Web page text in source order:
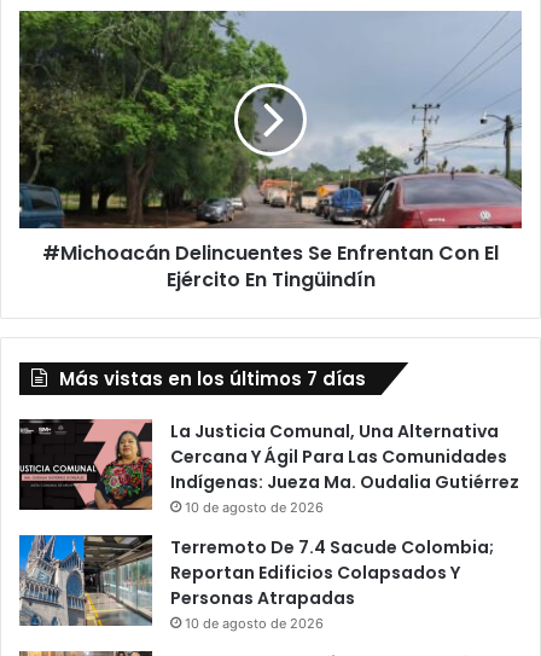
Niegan
Amparo
#Michoacán
Delincuentes
Se
Enfrentan
Con
El
Ejército
En
Tingüindín
#Michoacán Delincuentes Se Enfrentan Con El
Ejército En Tingüindín
Más vistas en los últimos 7 días
La Justicia Comunal, Una Alternativa
Cercana Y Ágil Para Las Comunidades
Indígenas: Jueza Ma. Oudalia Gutiérrez
10 de agosto de 2026
Terremoto De 7.4 Sacude Colombia;
Reportan Edificios Colapsados Y
Personas Atrapadas
10 de agosto de 2026